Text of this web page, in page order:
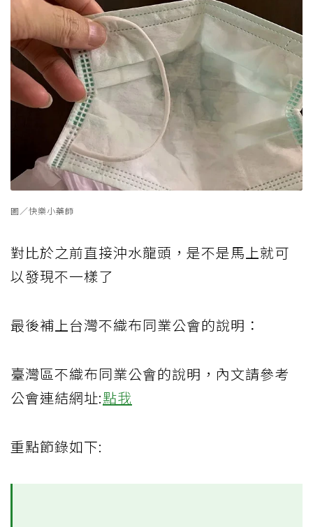
圖／快樂小藥師
對比於之前直接沖水龍頭，是不是馬上就可
以發現不一樣了
最後補上台灣不織布同業公會的說明：
臺灣區不織布同業公會的說明，內文請參考
公會連結網址:點我
重點節錄如下: